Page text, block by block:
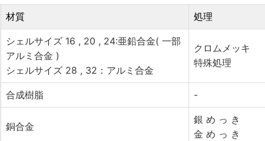
材質 処理
シェルサイズ 16 , 20 , 24:亜鉛合金( 一部
アルミ合金 )
シェルサイズ 28 , 32：アルミ合金
クロムメッキ
特殊処理
合成樹脂 -
銅合金
銀 め っ き
金 め っ き